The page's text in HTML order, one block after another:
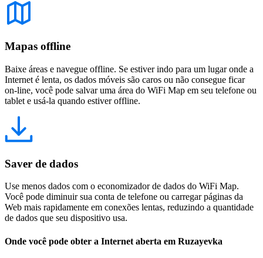
Mapas offline
Baixe áreas e navegue offline. Se estiver indo para um lugar onde a
Internet é lenta, os dados móveis são caros ou não consegue ficar
on-line, você pode salvar uma área do WiFi Map em seu telefone ou
tablet e usá-la quando estiver offline.
Saver de dados
Use menos dados com o economizador de dados do WiFi Map.
Você pode diminuir sua conta de telefone ou carregar páginas da
Web mais rapidamente em conexões lentas, reduzindo a quantidade
de dados que seu dispositivo usa.
Onde você pode obter a Internet aberta em Ruzayevka